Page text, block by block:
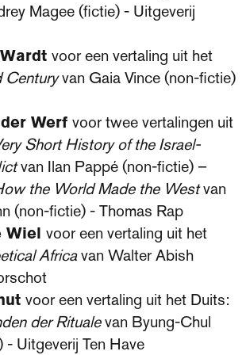
Magee (fictie) - Uitgeverij
voor een vertaling uit het
Centuryvan Gaia Vince (non-fictie)
Werf voor twee vertalingen uit
Short History of the Israel-
van Ilan Pappé (non-fictie) –
the World Made the Westvan
(non-fictie) - Thomas Rap
Wiel voor een vertaling uit het
Africavan Walter Abish
voor een vertaling uit het Duits:
der Ritualevan Byung-Chul
Uitgeverij Ten Have